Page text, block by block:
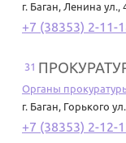
г. Баган, Ленина ул.,
+7 (38353) 2-11-
31
Органы
г. Баган, Горького
+7 (38353) 2-12-